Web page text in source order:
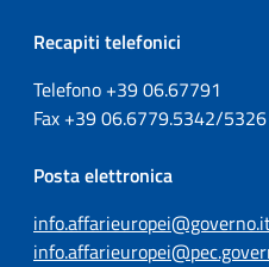
Recapiti telefonici
Telefono +3906.67791
Fax +3906.6779.5342/5326
Posta elettronica